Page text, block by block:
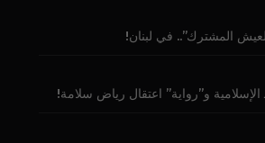
المشترك”.. في لبنان!
الإسلامية و”رواية” اعتقال رياض سلامة!